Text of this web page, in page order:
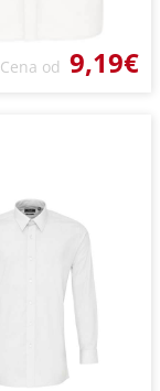
Cena od 9,19€